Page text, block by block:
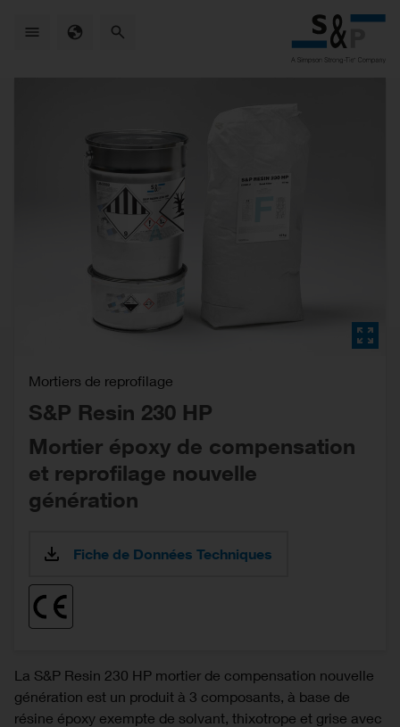
Mortiers de reprofilage
S&P Resin 230 HP
Mortier époxy de compensation
et reprofilage nouvelle
génération
Fiche de Données Techniques
La S&P Resin 230 HP mortier de compensation nouvelle
génération est un produit à 3 composants, à base de
résine époxy exempte de solvant, thixotrope et grise avec